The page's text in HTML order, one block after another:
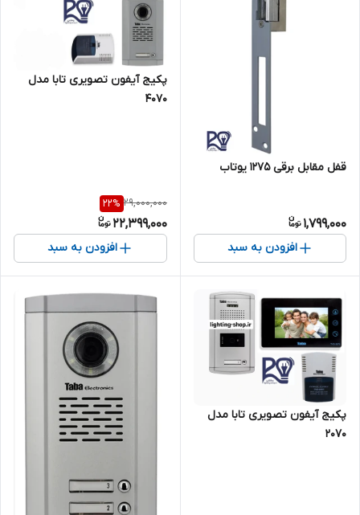
قفل مقابل برقی ۱۲۷۵ یوتاب
1,799,000
افزودن به سبد
پکیج آیفون تصویری تابا مدل
۴۰۷۰
29,000,000
22%
22,399,000
افزودن به سبد
پکیج آیفون تصویری تابا مدل
۲۰۷۰